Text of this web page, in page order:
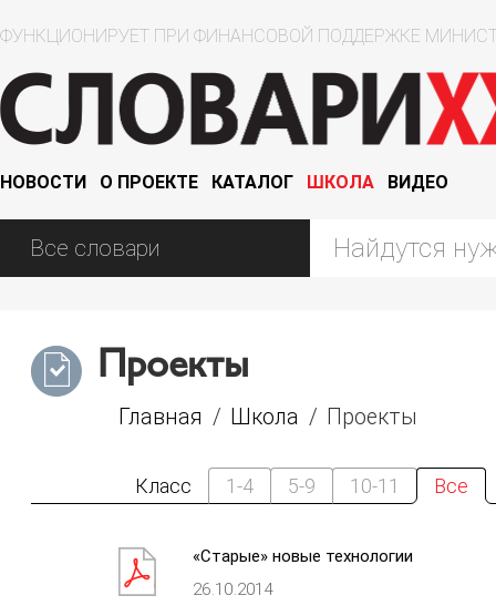
ФУНКЦИОНИРУЕТ ПРИ ФИНАНСОВОЙ ПОДДЕРЖКЕ
НОВОСТИ О ПРОЕКТЕ КАТАЛОГ ШКОЛА ВИДЕО
Проекты
Главная / Школа / Проекты
Класс 1-4 5-9 10-11 Все
«Старые» новые технологии
26.10.2014